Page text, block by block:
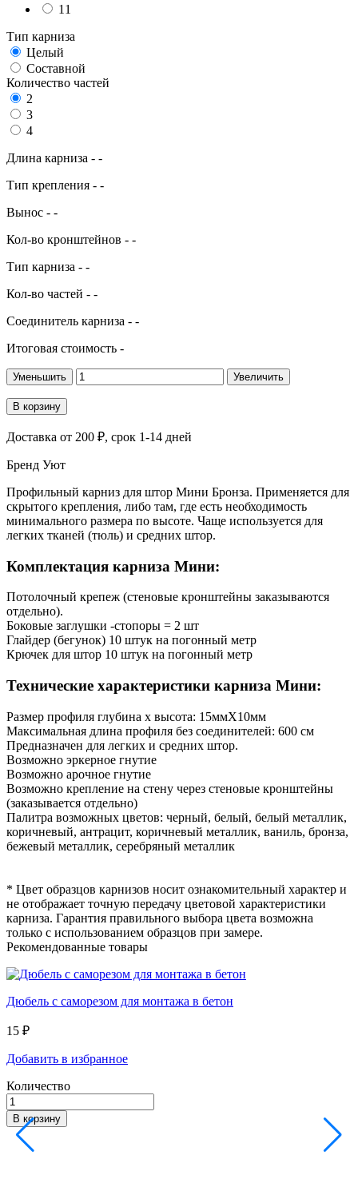
11
Тип карниза
Целый
Составной
Количество частей
2
3
4
Длина карниза - -
Тип крепления - -
Вынос - -
Кол-во кронштейнов - -
Тип карниза - -
Кол-во частей - -
Соединитель карниза - -
Итоговая стоимость -
Уменьшить Увеличить
В корзину
Доставка от 200 ₽, срок 1-14 дней
Бренд Уют
Профильный карниз для штор Мини Бронза. Применяется для
скрытого крепления, либо там, где есть необходимость
минимального размера по высоте. Чаще используется для
легких тканей (тюль) и средних штор.
Комплектация карниза Мини:
Потолочный крепеж (стеновые кронштейны заказываются
отдельно).
Боковые заглушки -стопоры = 2 шт
Глайдер (бегунок) 10 штук на погонный метр
Крючек для штор 10 штук на погонный метр
Технические характеристики карниза Мини:
Размер профиля глубина х высота: 15ммХ10мм
Максимальная длина профиля без соединителей: 600 см
Предназначен для легких и средних штор.
Возможно эркерное гнутие
Возможно арочное гнутие
Возможно крепление на стену через стеновые кронштейны
(заказывается отдельно)
Палитра возможных цветов: черный, белый, белый металлик,
коричневый, антрацит, коричневый металлик, ваниль, бронза,
бежевый металлик, серебряный металлик
* Цвет образцов карнизов носит ознакомительный характер и
не отображает точную передачу цветовой характеристики
карниза. Гарантия правильного выбора цвета возможна
только с использованием образцов при замере.
Рекомендованные товары
Дюбель с саморезом для монтажа в бетон
15 ₽
Добавить в избранное
Количество
В корзину